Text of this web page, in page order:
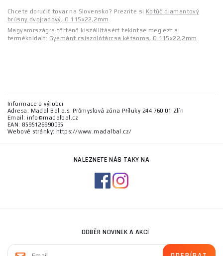
Chcete doručiť tovar na Slovensko? Prezrite si Kotúč diamantový
brúsny dvojradový, O 115x22,2mm
Magyarországra történő kiszállításért tekintse meg ezt a
termékoldalt: Gyémánt csiszolótárcsa kétsoros, O 115x22,2mm
Informace o výrobci
Adresa: Madal Bal a.s. Průmyslová zóna Příluky 244 760 01 Zlín
Email: info@madalbal.cz
EAN: 8595126990035
Webové stránky: https://www.madalbal.cz/
NALEZNETE NÁS TAKY NA
ODBĚR NOVINEK A AKCÍ